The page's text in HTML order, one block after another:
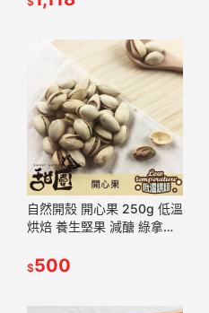
自然開殼 開心果 250g 低溫
烘焙 養生堅果 減醣 綠拿鐵
$500